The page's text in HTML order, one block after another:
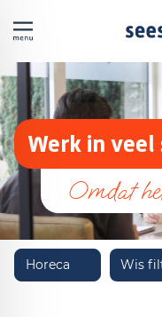
Werk in
Horeca Wis